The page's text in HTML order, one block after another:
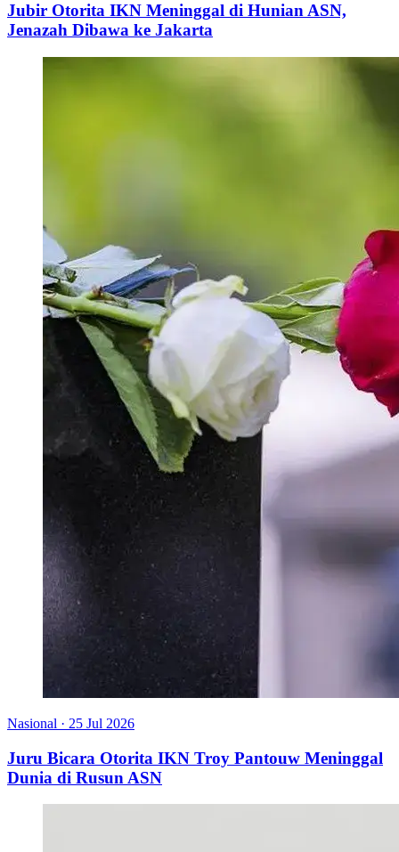
Jubir Otorita IKN Meninggal di Hunian ASN,
Jenazah Dibawa ke Jakarta
Nasional · 25 Jul 2026
Juru Bicara Otorita IKN Troy Pantouw Meninggal
Dunia di Rusun ASN